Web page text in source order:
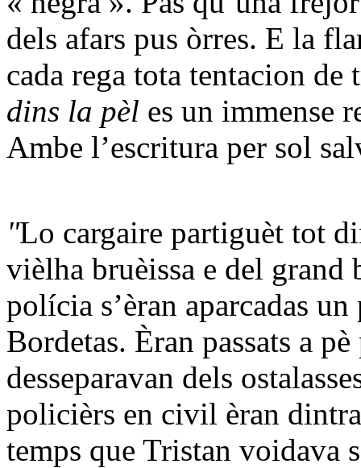
dels afars pus òrres. E la
cada rega tota tentacion de
dins la pèl es un immense
Ambe l’escritura per sol
"Lo cargaire partiguèt tot
vièlha bruèissa e del grand
polícia s’èran aparcadas
Bordetas. Èran passats a
desseparavan dels
policièrs en civil èran
temps que Tristan voidava